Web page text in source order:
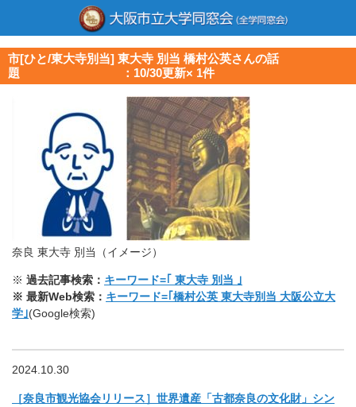
市[ひと/東大寺別当] 東大寺 別当 橋村公英さんの話
題 ：10/30更新× 1件
奈良 東大寺 別当（イメージ）
※ 過去記事検索： キーワード=｢ 東大寺 別当 ｣
※ 最新Web検索： キーワード=｢橋村公英 東大寺別当 大阪公立大
学｣(Google検索)
2024.10.30
［奈良市観光協会リリース］世界遺産「古都奈良の文化財」 シン